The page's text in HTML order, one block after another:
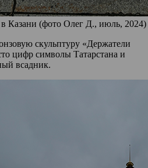
в Казани (фото Олег Д., июль, 2024)
скульптуру «Держатели
цифр символы Татарстана и
всадник.